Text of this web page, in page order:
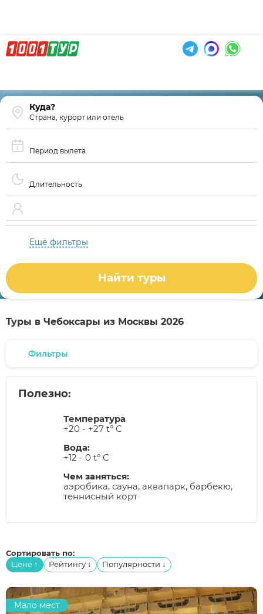
Страна, курорт или отель
Период вылета
Длительность
Ещё фильтры
Найти туры
Туры в Чебоксары из Москвы 2026
Фильтры
Полезно:
Температура
+20 - +27 t° C
Вода:
+12 - 0 t° C
Чем заняться:
аэробика, сауна, аквапарк, барбекю,
теннисный корт
Сортировать по:
Цене ↑ Рейтингу ↓ Популярности ↓
Мало мест